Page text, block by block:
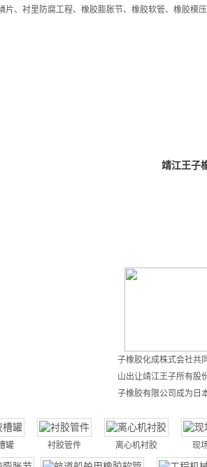
片、衬里防腐工程、橡胶膨胀节、橡胶软管、橡胶
靖江王子
子橡胶化成株式会社共
山出让靖江王子所有股
子橡胶有限公司成为日
罐 衬胶管件 离心机衬胶 现